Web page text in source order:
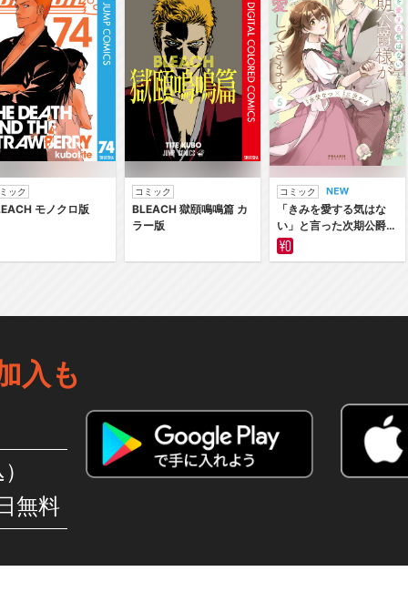
ック
モノクロ版
コミック
BLEACH 獄頤鳴鳴篇 カ
ラー版
コミック
「きみを愛する気はな
い」と言った次期公爵様
がなぜか溺愛してきます
入も
無料